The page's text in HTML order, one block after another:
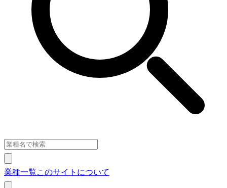
業種一覧このサイトについて